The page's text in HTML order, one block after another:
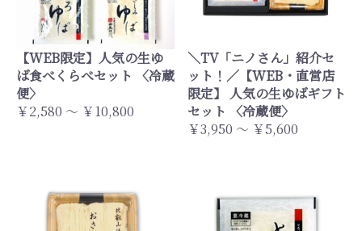
【WEB限定】人気の生ゆ
ば食べくらべセット 〈冷蔵
便〉
￥2,580 ～ ￥10,800
＼TV「ニノさん」紹介セ
ット！／【WEB・直営店
限定】 人気の生ゆばギフト
セット 〈冷蔵便〉
￥3,950 ～ ￥5,600